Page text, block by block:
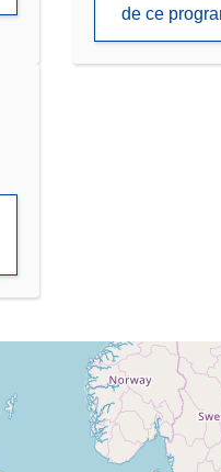
de ce